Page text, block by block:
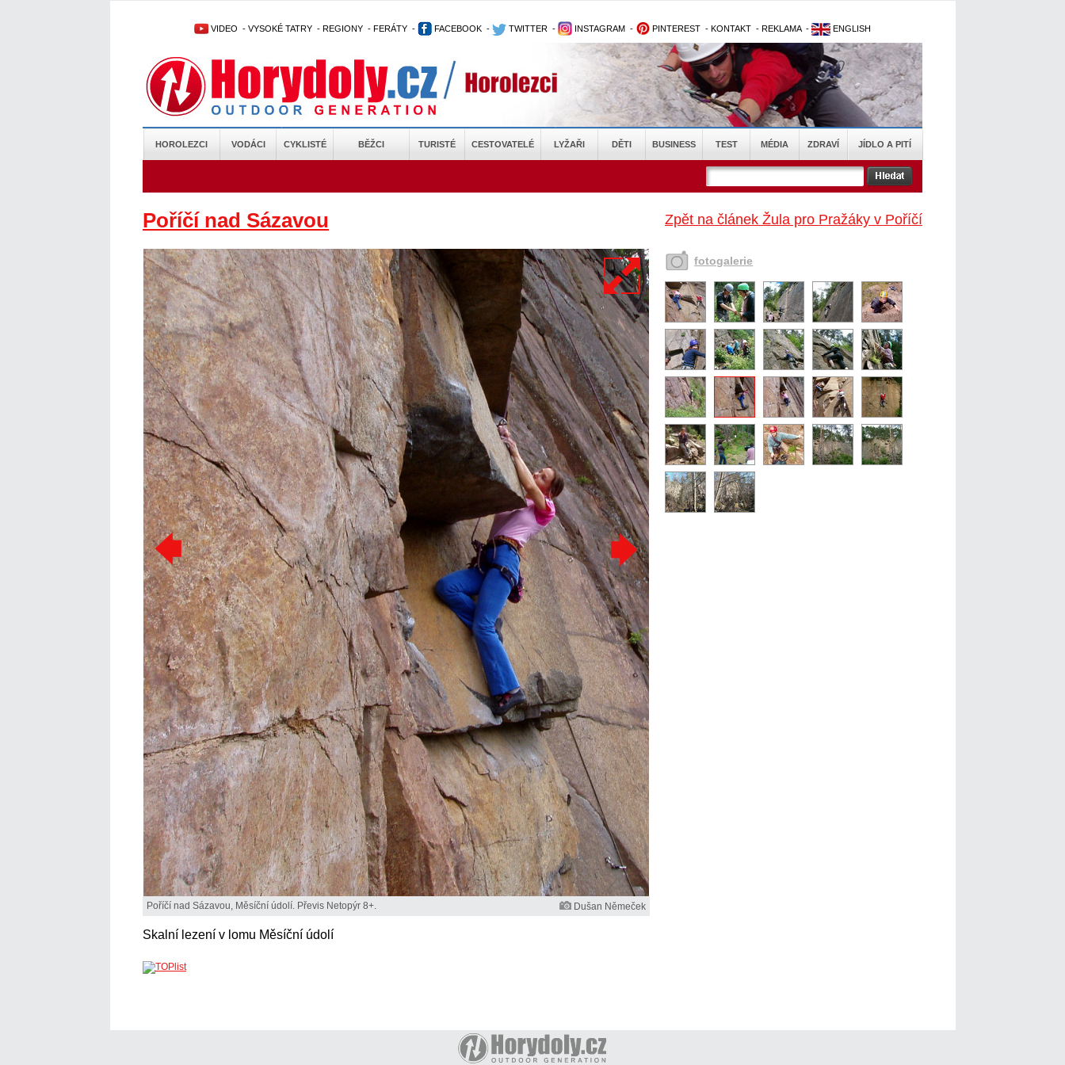
VIDEO - VYSOKÉ TATRY - REGIONY - FERÁTY - FACEBOOK - TWITTER - INSTAGRAM - PINTEREST - KONTAKT - REKLAMA - ENGLISH
HOROLEZCI VODÁCI CYKLISTÉ BĚŽCI TURISTÉ CESTOVATELÉ LYŽAŘI DĚTI BUSINESS TEST MÉDIA ZDRAVÍ JÍDLO A PITÍ
Zpět na článek Žula pro Pražáky v Poříčí
Poříčí nad Sázavou
Poříčí nad Sázavou, Měsíční údolí. Převis Netopýr 8+. Dušan Němeček
Skalní lezení v lomu Měsíční údolí
fotogalerie